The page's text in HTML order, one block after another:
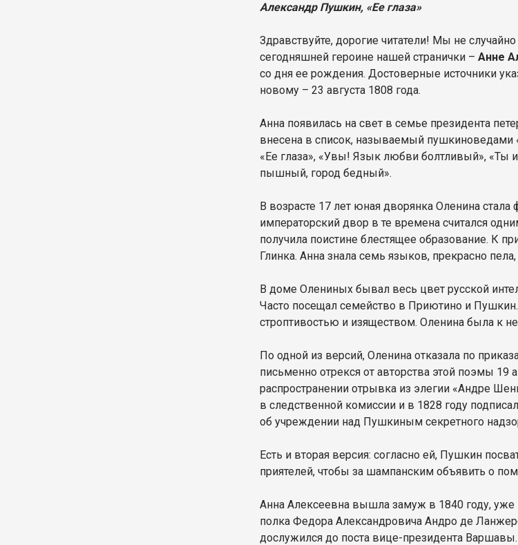
Александр Пушкин, «Ее глаза»
Здравствуйте, дорогие читатели! Мы не
сегодняшней героине нашей странички –Анне
со дня ее рождения. Достоверные источники
новому – 23 августа 1808 года.
Анна появилась на свет в семье президента
внесена в список, называемый пушкиноведами
«Ее глаза», «Увы! Язык любви болтливый», «Ты
пышный, город бедный».
В возрасте 17 лет юная дворянка Оленина
императорский двор в те времена считался
получила поистине блестящее образование. К
Глинка. Анна знала семь языков, прекрасно
В доме Олениных бывал весь цвет русской
Часто посещал семейство в Приютино и
строптивостью и изяществом. Оленина была к
По одной из версий, Оленина отказала по
письменно отрекся от авторства этой поэмы 19
распространении отрывка из элегии «Андре
в следственной комиссии и в 1828 году
об учреждении над Пушкиным секретного
Есть и вторая версия: согласно ей, Пушкин
приятелей, чтобы за шампанским объявить о
Анна Алексеевна вышла замуж в 1840 году, уже
полка Федора Александровича Андро де
дослужился до поста вице-президента